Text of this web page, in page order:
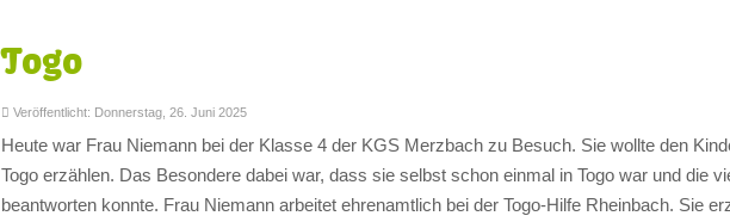
Togo
Veröffentlicht: Donnerstag, 26. Juni 2025
Heute war Frau Niemann bei der Klasse 4 der KGS Merzbach zu Besuch. Sie wollte den
Togo erzählen. Das Besondere dabei war, dass sie selbst schon einmal in Togo war und die
beantworten konnte. Frau Niemann arbeitet ehrenamtlich bei der Togo-Hilfe Rheinbach. Sie